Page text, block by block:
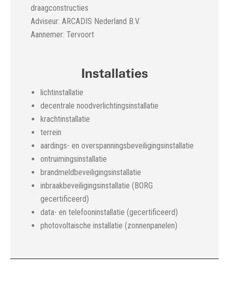
draagconstructies
Adviseur: ARCADIS Nederland B.V.
Aannemer: Tervoort
Installaties
lichtinstallatie
decentrale noodverlichtingsinstallatie
krachtinstallatie
terrein
aardings- en overspanningsbeveiligingsinstallatie
ontruimingsinstallatie
brandmeldbeveiligingsinstallatie
inbraakbeveiligingsinstallatie (BORG
gecertificeerd)
data- en telefooninstallatie (gecertificeerd)
photovoltaische installatie (zonnenpanelen)